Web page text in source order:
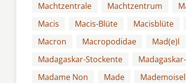
Machtzentrale
Machtzentrum
Macis
Macis-Blüte Macisblüte
Macron
Macropodidae Mad(e)l
Madagaskar-Stockente
Madame Non
Made